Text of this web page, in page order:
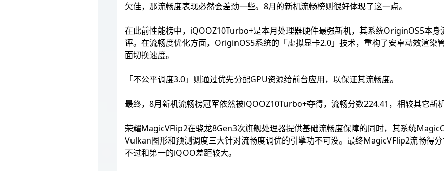
欠佳，那流畅度表现必然会差劲一些。8月的新机流畅榜则很好体现了这一点。
在此前性能榜中，iQOOZ10Turbo+是本月处理器硬件最强新机，其系统OriginOS5本身
评。在流畅度优化方面，OriginOS5系统的「虚拟显卡2.0」技术，重构了安卓动效渲染
面切换速度。
「不公平调度3.0」则通过优先分配GPU资源给前台应用，以保证其流畅度。
最终，8月新机流畅榜冠军依然被iQOOZ10Turbo+夺得，流畅分数224.41，相较其它新
荣耀MagicVFlip2在骁龙8Gen3次旗舰处理器提供基础流畅度保障的同时，其系统
Vulkan图形和预测调度三大针对流畅度调优的引擎功不可没。最终MagicVFlip2流畅得分
不过和第一的iQOO差距较大。